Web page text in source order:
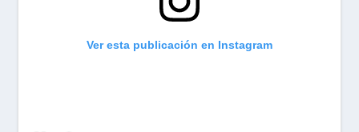
Ver esta publicación en Instagram